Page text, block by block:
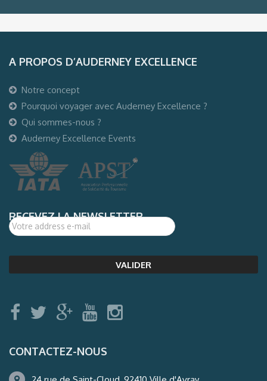
A PROPOS D’AUDERNEY EXCELLENCE
Notre concept
Pourquoi voyager avec Auderney Excellence ?
Qui sommes-nous ?
Auderney Excellence Events
RECEVEZ LA NEWSLETTER
CONTACTEZ-NOUS